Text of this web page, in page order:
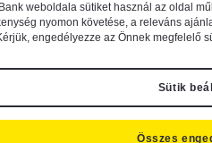
dokumentum kereséséhez kérjük,
weboldala sütiket használ az oldal
nyomon követése, a releváns
engedélyezze az Önnek megfelelő
Sütik
Összes